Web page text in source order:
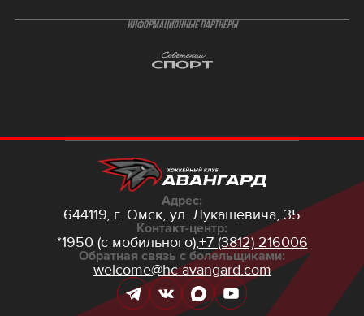
ИНФОРМАЦИОННЫЕ ПАРТНЁРЫ
Адрес:
644119, г. Омск, ул. Лукашевича, 35
Контакт-центр:
*1950 (с мобильного),+7 (3812) 216006
Обратная связь с болельщиками:
welcome@hc-avangard.com